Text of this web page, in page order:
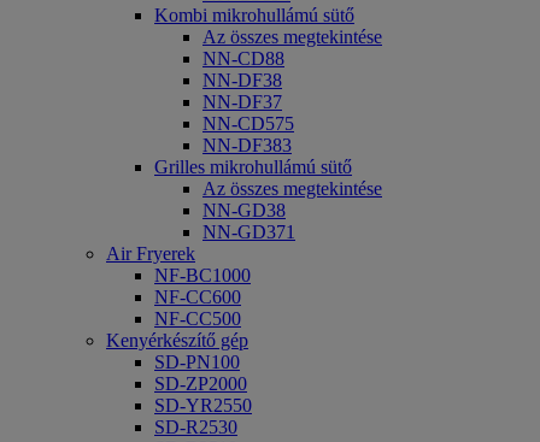
Kombi mikrohullámú sütő
Az összes megtekintése
NN-CD88
NN-DF38
NN-DF37
NN-CD575
NN-DF383
Grilles mikrohullámú sütő
Az összes megtekintése
NN-GD38
NN-GD371
Air Fryerek
NF-BC1000
NF-CC600
NF-CC500
Kenyérkészítő gép
SD-PN100
SD-ZP2000
SD-YR2550
SD-R2530